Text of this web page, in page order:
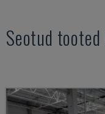
Seotud tooted